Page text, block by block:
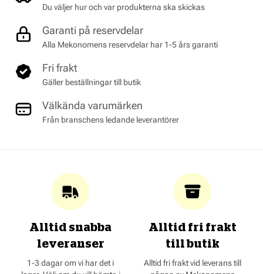
Du väljer hur och var produkterna ska skickas
Garanti på reservdelar
Alla Mekonomens reservdelar har 1-5 års garanti
Fri frakt
Gäller beställningar till butik
Välkända varumärken
Från branschens ledande leverantörer
Alltid snabba
leveranser
1-3 dagar om vi har det i
Alltid fri frakt
till butik
Alltid fri frakt vid leverans till